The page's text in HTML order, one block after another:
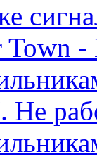
Town